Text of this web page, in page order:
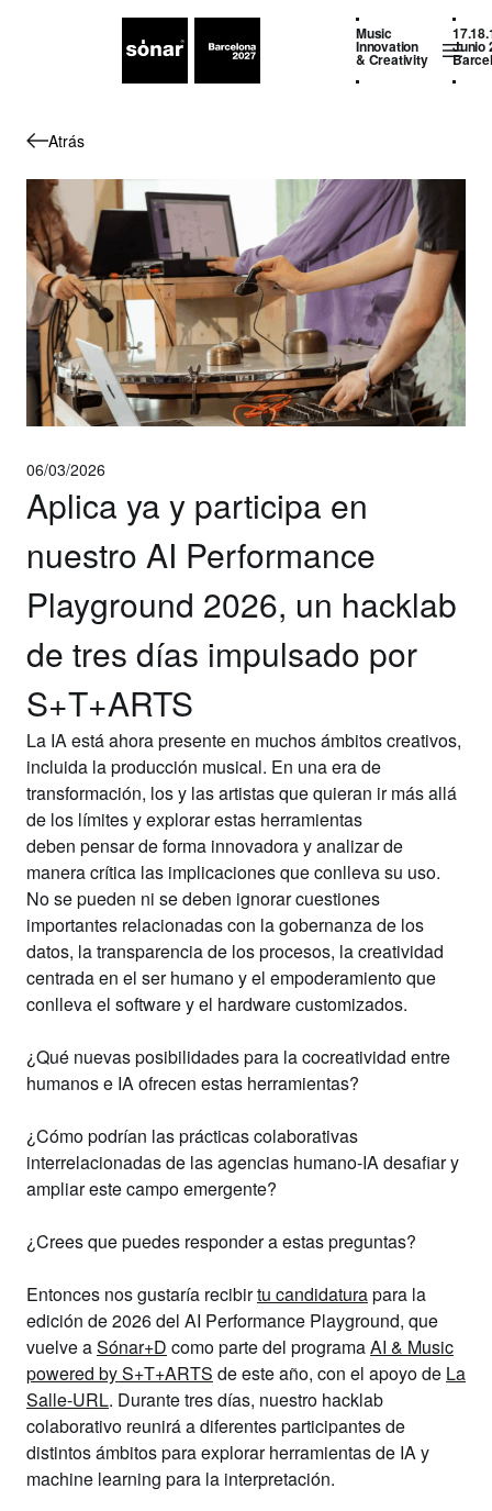
Music
Innovation
& Creativity
Junio
Atrás
06/03/2026
Aplica ya y participa en
nuestro AI Performance
Playground 2026, un hacklab
de tres días impulsado por
S+T+ARTS
La IA está ahora presente en muchos ámbitos creativos,
incluida la producción musical. En una era de
transformación, los y lasartistas que quieran ir más allá
de los límitesy explorar estas herramientas
deben pensar de forma innovadora y analizar de
manera crítica las implicaciones que conlleva su uso.
No se pueden ni se deben ignorar cuestiones
importantes relacionadas con la gobernanza de los
datos, la transparencia de los procesos, la creatividad
centrada en el ser humano y el empoderamiento que
conlleva el software y el hardware customizados.
¿Qué nuevas posibilidades para la cocreatividad entre
humanos e IA ofrecen estas herramientas?
¿Cómo podrían las prácticas colaborativas
interrelacionadas de las agencias humano-IA desafiar y
ampliar este campo emergente?
¿Crees que puedes responder a estas preguntas?
Entonces nos gustaría recibirtu candidaturapara la
edición de 2026 del AI Performance Playground, que
vuelve aSónar+D como parte del programaAI & Music
powered by S+T+ARTS de este año, con el apoyo de La
Salle-URL. Durante tres días, nuestro hacklab
colaborativo reunirá a diferentes participantes de
distintos ámbitos paraexplorar herramientas de IA y
machine learning para la interpretación.